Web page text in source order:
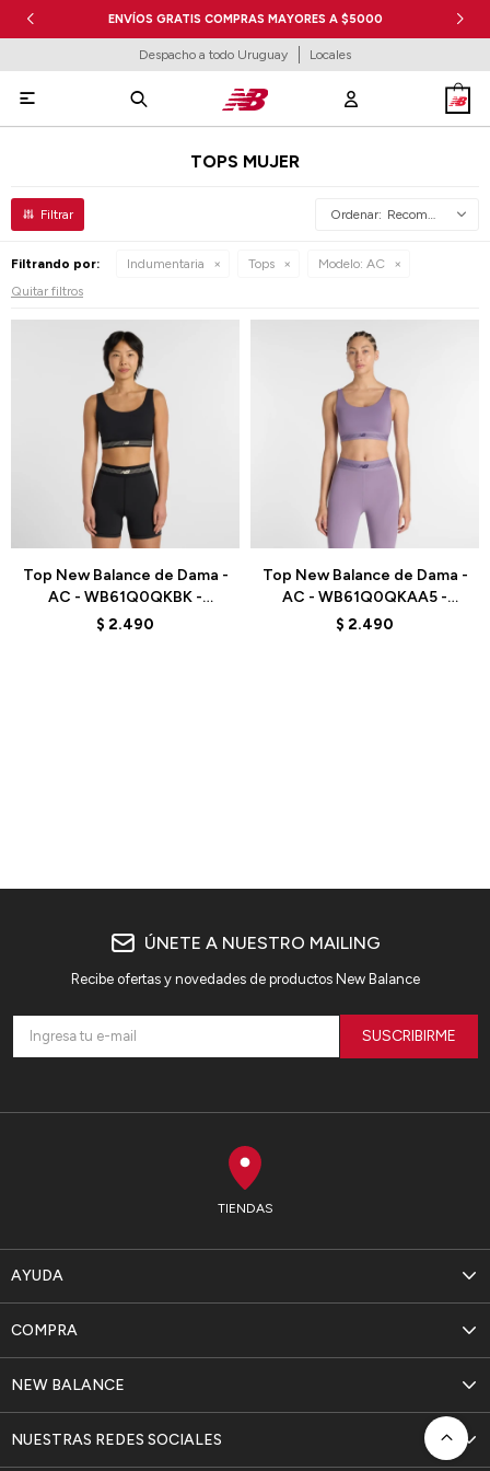
ENVÍOS GRATIS COMPRAS MAYORES A $5000
Despacho a todo Uruguay Locales

TOPS MUJER
Recomendados
Filtrando por: Indumentaria Tops Modelo: AC
Quitar filtros
Top New Balance de Dama -
AC - WB61Q0QKBK -
BLACK
$ 2.490
Top New Balance de Dama -
AC - WB61Q0QKAA5 -
PURPLE
$ 2.490
Talle
TIENDAS
AYUDA
NEW BALANCE
COMPRA
NUESTRAS REDES SOCIALES
ÚNETE A NUESTRO MAILING
Recibe ofertas y novedades de productos New Balance
SUSCRIBIRME